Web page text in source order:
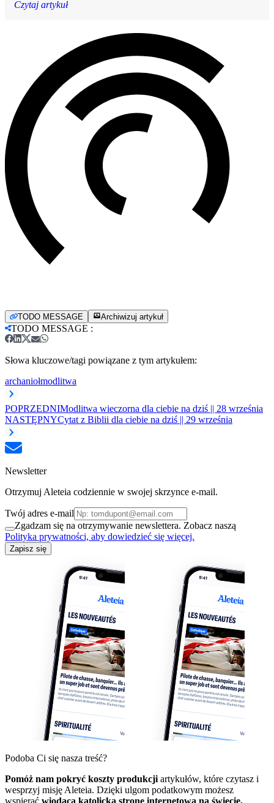
Czytaj artykuł
TODO MESSAGE Archiwizuj artykuł
TODO MESSAGE :
Słowa kluczowe/tagi powiązane z tym artykułem:
archaniołmodlitwa
POPRZEDNIModlitwa wieczorna dla ciebie na dziś || 28 września
NASTĘPNYCytat z Biblii dla ciebie na dziś || 29 września
Newsletter
Otrzymuj Aleteia codziennie w swojej skrzynce e-mail.
Twój adres e-mail
Zgadzam się na otrzymywanie newslettera. Zobacz naszą
Polityka prywatności, aby dowiedzieć się więcej.
Zapisz się
Podoba Ci się nasza treść?
Pomóż nam pokryć koszty produkcji artykułów, które czytasz i
wesprzyj misję Aleteia. Dzięki ulgom podatkowym możesz
wspierać wiodącą katolicką stronę internetową na świecie,